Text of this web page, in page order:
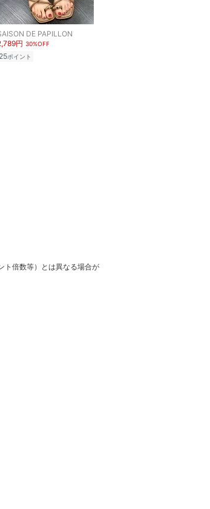
DE PAPILLON
円 30%OFF
25ポイント
ト倍数等）とは異なる場合が